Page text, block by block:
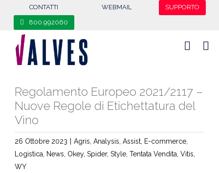
CONTATTI WEBMAIL SUPPORTO
800.992060
Regolamento Europeo 2021/2117 –
Nuove Regole di Etichettatura del
Vino
26 Ottobre 2023 Agris Analysis Assist E-commerce
Logistica
News Okey, Spider, Style Tentata Vendita Vitis
WY